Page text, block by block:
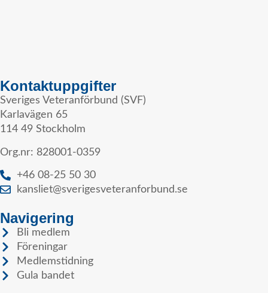
Kontaktuppgifter
Sveriges Veteranförbund (SVF)
Karlavägen 65
114 49 Stockholm
Org.nr: 828001-0359
+46 08-25 50 30
kansliet@sverigesveteranforbund.se
Navigering
Bli medlem
Föreningar
Medlemstidning
Gula bandet